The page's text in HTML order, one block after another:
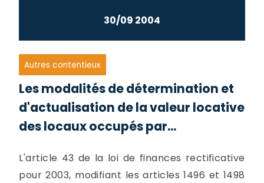
30/09 2004
Autres contentieux
Les modalités de détermination et
d'actualisation de la valeur locative
des locaux occupés par...
L'article 43 de la loi de finances rectificative
pour 2003, modifiant les articles 1496 et 1498